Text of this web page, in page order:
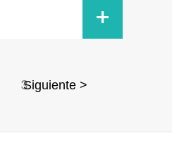
+
3Siguiente >